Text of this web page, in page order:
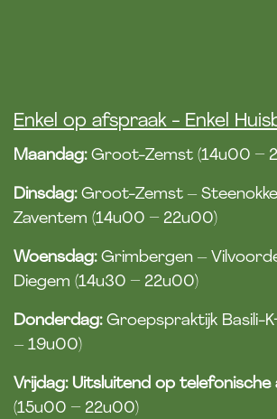
Enkel op afspraak - Enkel
Maandag:Groot-Zemst (14u00 –
Dinsdag:Groot-Zemst –
Zaventem (14u00 – 22u00)
Woensdag:Grimbergen –
Diegem (14u30 – 22u00)
Donderdag:Groepspraktijk Basili-
– 19u00)
Vrijdag: Uitsluitend op telefonische
(15u00 – 22u00)